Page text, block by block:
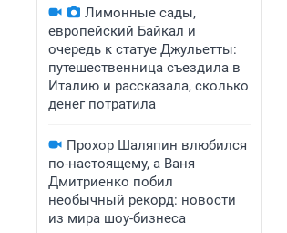
Лимонные сады,
европейский Байкал и
очередь к статуе Джульетты:
путешественница съездила в
Италию и рассказала, сколько
денег потратила
Прохор Шаляпин влюбился
по-настоящему, а Ваня
Дмитриенко побил
необычный рекорд: новости
из мира шоу-бизнеса